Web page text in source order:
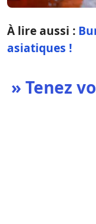
À lire aussi :
asiatiques !
» Tenez